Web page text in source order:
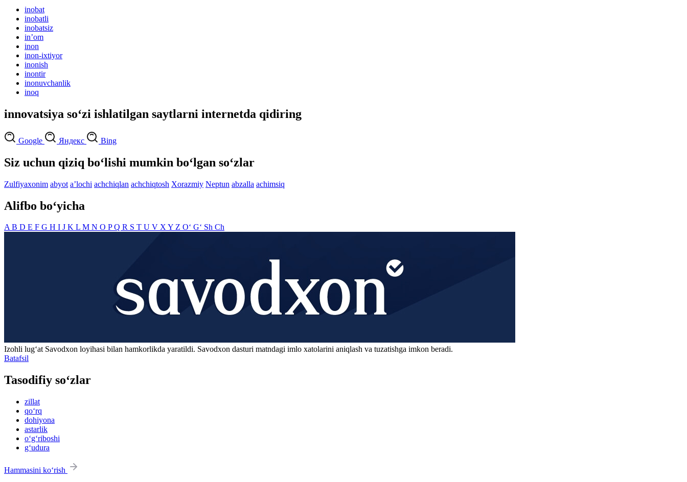
inobat
inobatli
inobatsiz
inʼom
inon
inon-ixtiyor
inonish
inontir
inonuvchanlik
inoq
innovatsiya so‘zi ishlatilgan saytlarni internetda qidiring
Google Яндекс Bing
Siz uchun qiziq bo‘lishi mumkin bo‘lgan so‘zlar
Zulfiyaxonim abyot aʼlochi achchiqlan achchiqtosh Xorazmiy Neptun abzalla achimsiq
Alifbo bo‘yicha
AB D E F G H I J K L M N O PQ R S T U V XY Z O‘ G‘ Sh Ch
Izohli lugʻat Savodxon loyihasi bilan hamkorlikda yaratildi. Savodxon dasturi matndagi imlo xatolarini aniqlash va tuzatishga imkon beradi.
Batafsil
Tasodifiy so‘zlar
zillat
qo‘rq
dohiyona
astarlik
o‘g‘riboshi
g‘udura
Hammasini ko‘rish